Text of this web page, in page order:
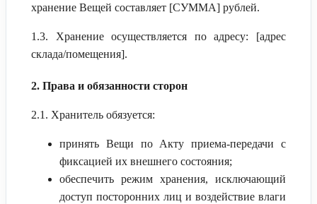
хранение Вещей составляет [СУММА] рублей.
1.3. Хранение осуществляется по адресу: [адрес
склада/помещения].
2. Права и обязанности сторон
2.1. Хранитель обязуется:
принять Вещи по Акту приема-передачи с
фиксацией их внешнего состояния;
обеспечить режим хранения, исключающий
доступ посторонних лиц и воздействие влаги